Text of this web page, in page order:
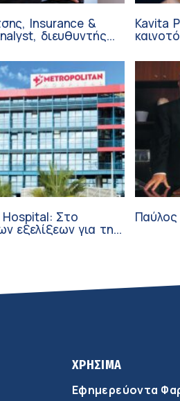
Insurance &
διευθυντής
Kavita
Στο
για την
Παύλος
ΧΡΗΣΙΜΑ
Εφημερεύοντα